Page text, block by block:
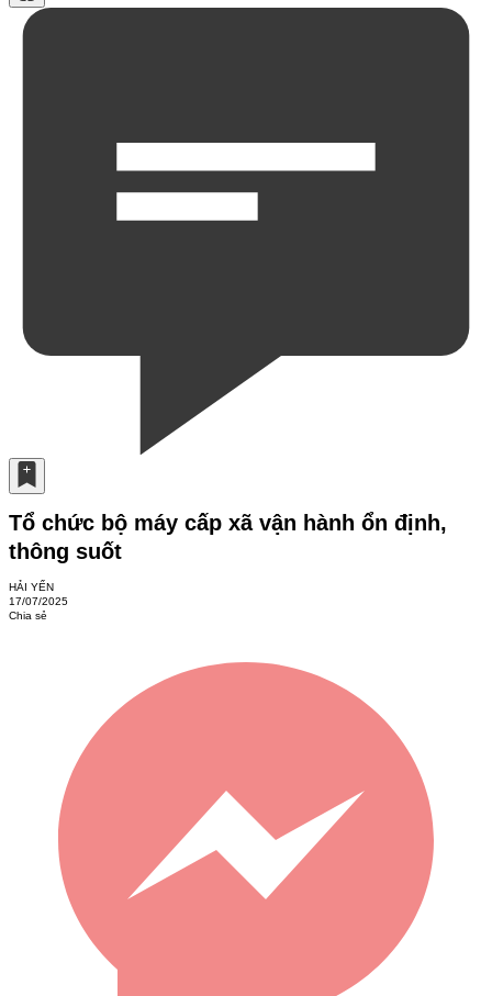
Tổ chức bộ máy cấp xã vận hành ổn định,
thông suốt
HẢI YẾN
17/07/2025
Chia sẻ